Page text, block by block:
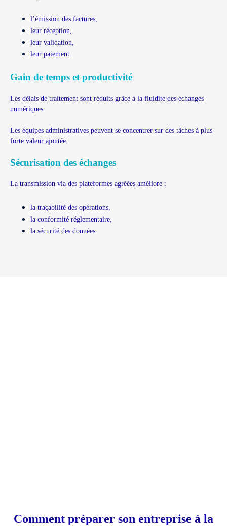
l’émission des factures,
leur réception,
leur validation,
leur paiement.
Gain de temps et productivité
Les délais de traitement sont réduits grâce à la fluidité des échanges
numériques.
Les équipes administratives peuvent se concentrer sur des tâches à plus
forte valeur ajoutée.
Sécurisation des échanges
La transmission via des plateformes agréées améliore :
la traçabilité des opérations,
la conformité réglementaire,
la sécurité des données.
Comment préparer son entreprise à la